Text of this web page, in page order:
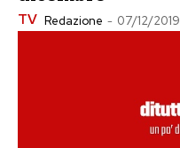
TV Redazione - 07/12/2019